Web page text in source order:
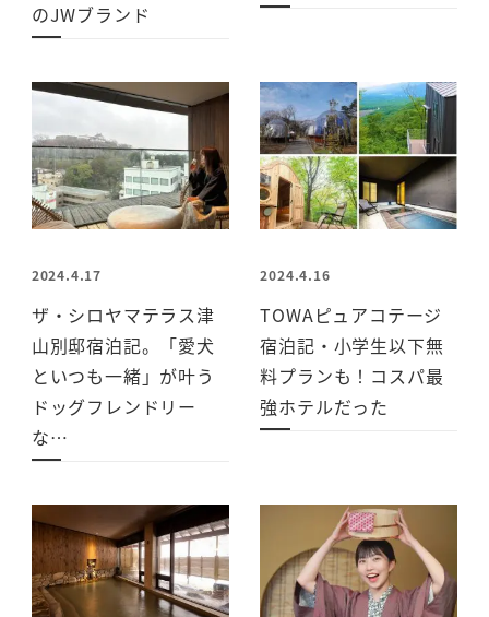
のJWブランド
2024.4.17
ザ・シロヤマテラス津
山別邸宿泊記。「愛犬
といつも一緒」が叶う
ドッグフレンドリー
な…
2024.4.16
TOWAピュアコテージ
宿泊記・小学生以下無
料プランも！コスパ最
強ホテルだった